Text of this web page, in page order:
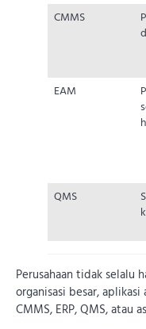
CMMS
EAM
QMS
Perusahaan tidak selalu
organisasi besar,
CMMS, ERP, QMS, atau